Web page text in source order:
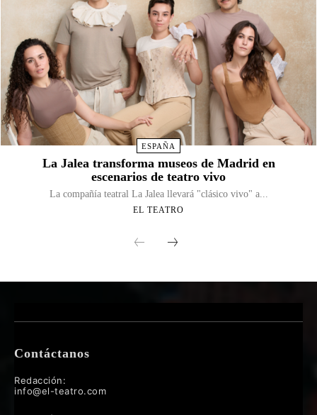
ESPAÑA
La Jalea transforma museos de Madrid en
escenarios de teatro vivo
La compañía teatral La Jalea llevará "clásico vivo" a...
EL TEATRO
Contáctanos
Redacción:
info@el-teatro.com